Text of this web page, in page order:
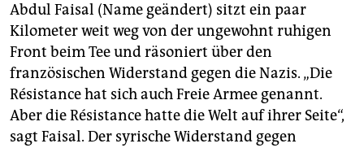
Abdul Faisal (Name geändert) sitzt ein paar
Kilometer weit weg von der ungewohnt ruhigen
Front beim Tee und räsoniert über den
französischen Widerstand gegen die Nazis. „Die
Résistance hat sich auch Freie Armee genannt.
Aber die Résistance hatte die Welt auf ihrer Seite“,
sagt Faisal. Der syrische Widerstand gegen